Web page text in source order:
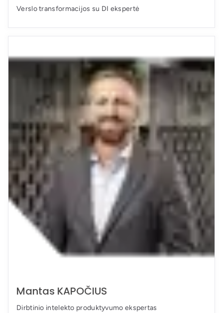
Verslo transformacijos su DI ekspertė
Mantas KAPOČIUS
Dirbtinio intelekto produktyvumo ekspertas